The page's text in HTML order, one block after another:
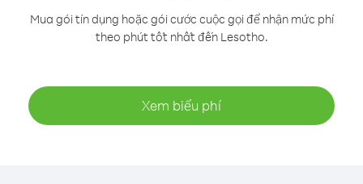
Mua gói tín dụng hoặc gói cước cuộc gọi để nhận mức phí
theo phút tốt nhất đến Lesotho.
Xem biểu phí